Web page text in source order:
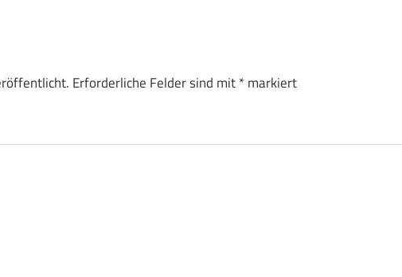
Erforderliche Felder sind mit*markiert